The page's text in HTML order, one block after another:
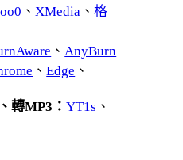
、 XMedia 、格
、 AnyBurn
、Edge 、
轉MP3：YT1s 、